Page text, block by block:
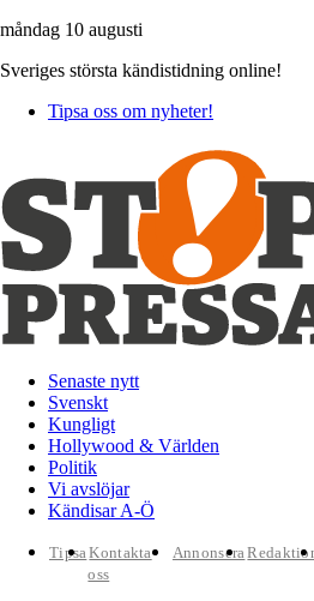
måndag 10 augusti
Sveriges största kändistidning online!
Tipsa oss om nyheter!
Senaste nytt
Svenskt
Kungligt
Hollywood & Världen
Politik
Vi avslöjar
Kändisar A-Ö
TipsaKontakta
oss
Annonsera